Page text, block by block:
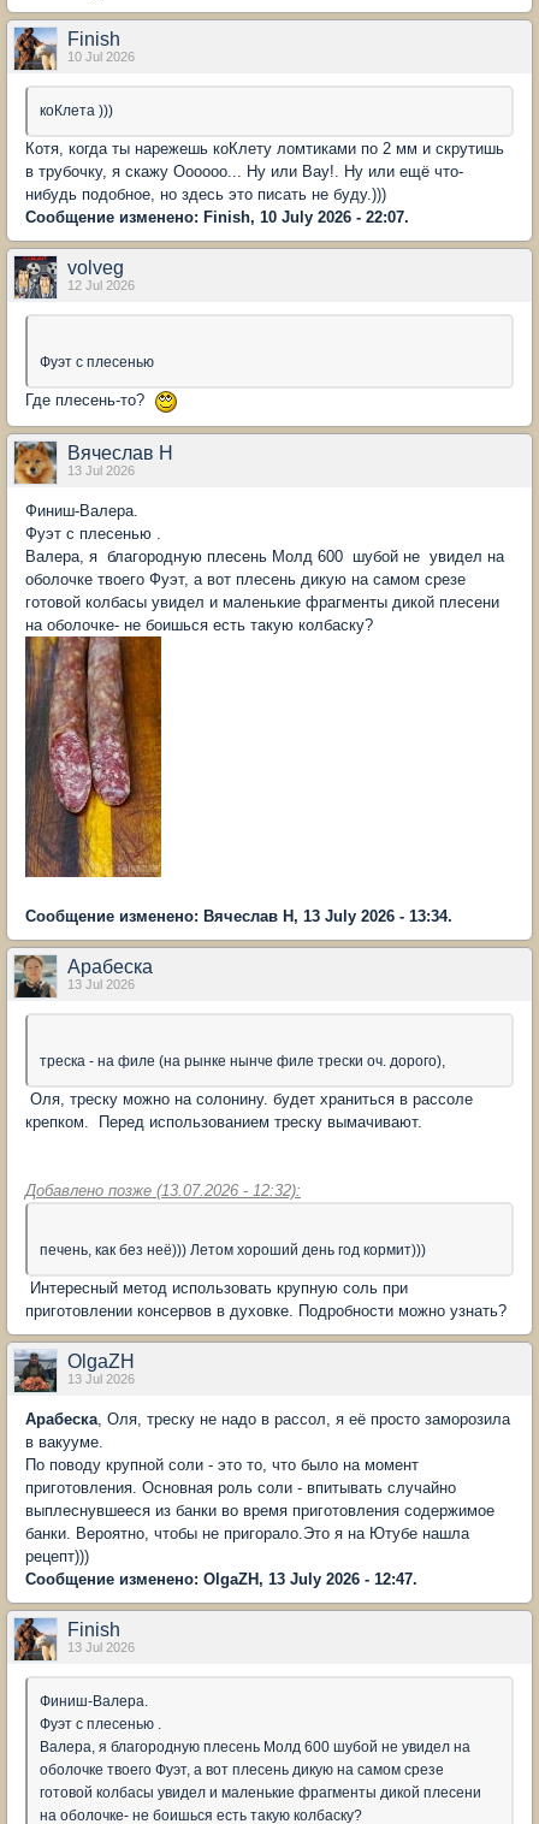
Finish
10 Jul 2026
коКлета )))
Котя, когда ты нарежешь коКлету ломтиками по 2 мм и скрутишь
в трубочку, я скажу Оооооо... Ну или Вау!. Ну или ещё что-
нибудь подобное, но здесь это писать не буду.)))
Сообщение изменено: Finish, 10 July 2026 - 22:07.
volveg
12 Jul 2026
Фуэт с плесенью
Где плесень-то?
Вячеслав Н
13 Jul 2026
Финиш-Валера.
Фуэт с плесенью .
Валера, я благородную плесень Молд 600 шубой не увидел на
оболочке твоего Фуэт, а вот плесень дикую на самом срезе
готовой колбасы увидел и маленькие фрагменты дикой плесени
на оболочке- не боишься есть такую колбаску?
Сообщение изменено: Вячеслав Н, 13 July 2026 - 13:34.
Арабеска
13 Jul 2026
треска - на филе (на рынке нынче филе трески оч. дорого),
Оля, треску можно на солонину. будет храниться в рассоле
крепком. Перед использованием треску вымачивают.
Добавлено позже (13.07.2026 - 12:32):
печень, как без неё))) Летом хороший день год кормит)))
Интересный метод использовать крупную соль при
приготовлении консервов в духовке. Подробности можно узнать?
OlgaZH
13 Jul 2026
Арабеска , Оля, треску не надо в рассол, я её просто заморозила
в вакууме.
По поводу крупной соли - это то, что было на момент
приготовления. Основная роль соли - впитывать случайно
выплеснувшееся из банки во время приготовления содержимое
банки. Вероятно, чтобы не пригорало.Это я на Ютубе нашла
рецепт)))
Сообщение изменено: OlgaZH, 13 July 2026 - 12:47.
Finish
13 Jul 2026
Финиш-Валера.
Фуэт с плесенью .
Валера, я благородную плесень Молд 600 шубой не увидел на
оболочке твоего Фуэт, а вот плесень дикую на самом срезе
готовой колбасы увидел и маленькие фрагменты дикой плесени
на оболочке- не боишься есть такую колбаску?